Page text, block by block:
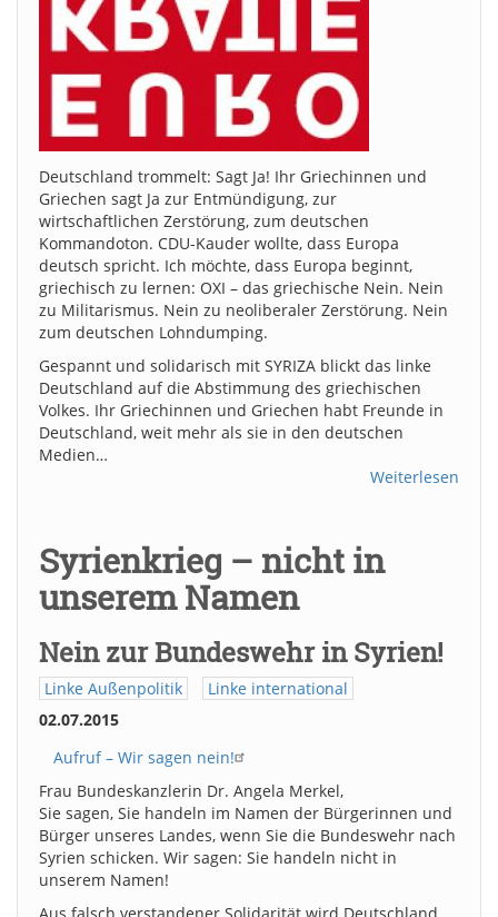
Deutschland trommelt: Sagt Ja! Ihr Griechinnen und
Griechen sagt Ja zur Entmündigung, zur
wirtschaftlichen Zerstörung, zum deutschen
Kommandoton. CDU-Kauder wollte, dass Europa
deutsch spricht. Ich möchte, dass Europa beginnt,
griechisch zu lernen: OXI – das griechische Nein. Nein
zu Militarismus. Nein zu neoliberaler Zerstörung. Nein
zum deutschen Lohndumping.
Gespannt und solidarisch mit SYRIZA blickt das linke
Deutschland auf die Abstimmung des griechischen
Volkes. Ihr Griechinnen und Griechen habt Freunde in
Deutschland, weit mehr als sie in den deutschen
Medien…
Weiterlesen
Syrienkrieg – nicht in
unserem Namen
Nein zur Bundeswehr in Syrien!
Linke Außenpolitik
Linke international
02.07.2015
Aufruf – Wir sagen nein!
Frau Bundeskanzlerin Dr. Angela Merkel,
Sie sagen, Sie handeln im Namen der Bürgerinnen und
Bürger unseres Landes, wenn Sie die Bundeswehr nach
Syrien schicken. Wir sagen: Sie handeln nicht in
unserem Namen!